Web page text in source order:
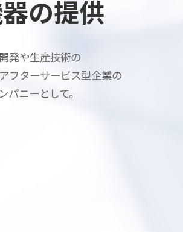
の提供
発や生産技術の
アフターサービス型企業の
パニーとして。